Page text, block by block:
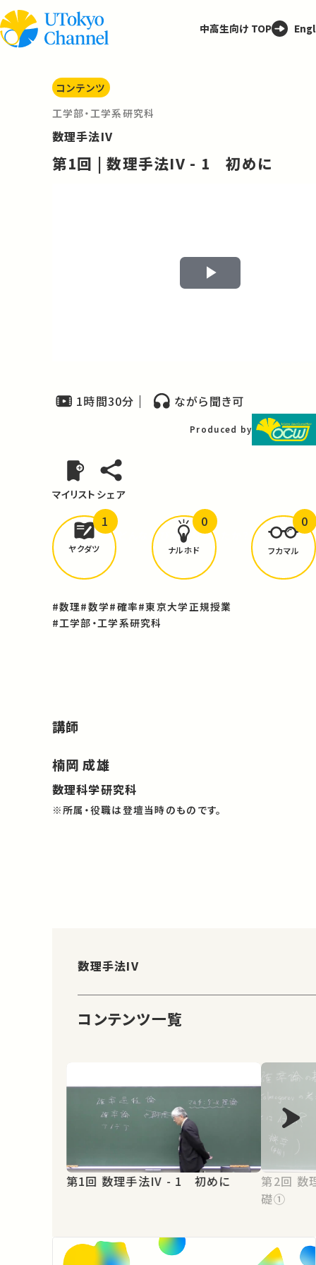
中高生向け TOP
コンテンツ
工学部・工学系研究科
数理手法IV
第1回 | 数理手法IV - 1 初めに
Play
1時間30分 ながら聞き可
Produced by
マイリスト シェア
どんな学びがありましたか？
ヤクダツ
1
ナルホド
0
フカマル
0
#数理#数学#確率#東京大学正規授業
#工学部・工学系研究科
講師
楠岡 成雄
数理科学研究科
※所属・役職は登壇当時のものです。
数理手法IV
コンテンツ一覧
第1回 数理手法IV - 1 初めに
第2回 数理手法IV - 2 確率論の基
礎①